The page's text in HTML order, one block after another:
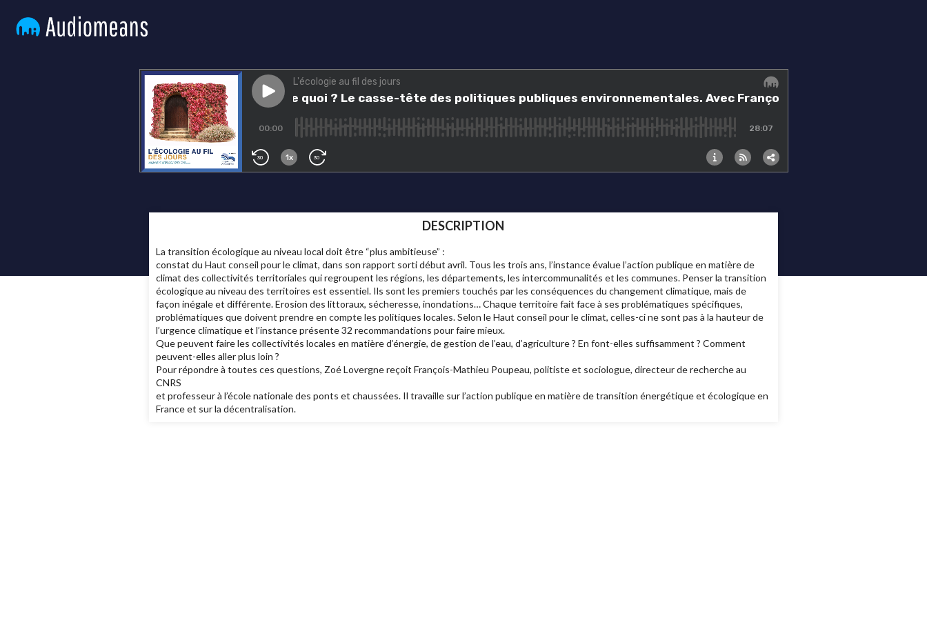
DESCRIPTION
La transition écologique au niveau local doit être “plus ambitieuse” :
constat du Haut conseil pour le climat, dans son rapport sorti début avril. Tous les trois ans, l’instance évalue l’action publique en matière de
climat des collectivités territoriales qui regroupent les régions, les départements, les intercommunalités et les communes. Penser la transition
écologique au niveau des territoires est essentiel. Ils sont les premiers touchés par les conséquences du changement climatique, mais de
façon inégale et différente. Erosion des littoraux, sécheresse, inondations… Chaque territoire fait face à ses problématiques spécifiques,
problématiques que doivent prendre en compte les politiques locales. Selon le Haut conseil pour le climat, celles-ci ne sont pas à la hauteur de
l’urgence climatique et l’instance présente 32 recommandations pour faire mieux.
Que peuvent faire les collectivités locales en matière d’énergie, de gestion de l’eau, d’agriculture ? En font-elles suffisamment ? Comment
peuvent-elles aller plus loin ?
Pour répondre à toutes ces questions, Zoé Lovergne reçoit François-Mathieu Poupeau, politiste et sociologue, directeur de recherche au
CNRS
et professeur à l’école nationale des ponts et chaussées. Il travaille sur l’action publique en matière de transition énergétique et écologique en
France et sur la décentralisation.